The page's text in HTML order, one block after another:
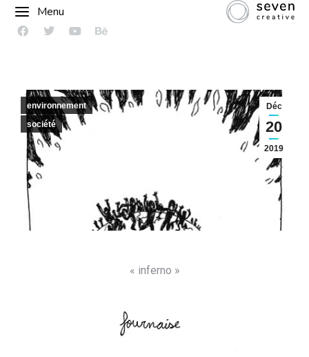
Menu
Déc
20
2019
environnement
société
« inferno »